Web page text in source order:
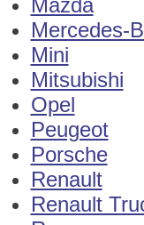
Mazda
Mercedes-
Mini
Mitsubishi
Opel
Peugeot
Porsche
Renault
Renault